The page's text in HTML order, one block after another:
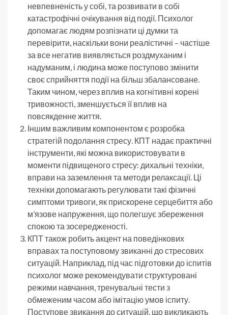
невпевненість у собі, та розвивати в собі
катастрофічні очікування від події. Психолог
допомагає людям розпізнати ці думки та
перевірити, наскільки вони реалістичні – частіше
за все негатив виявляється роздмуханим і
надуманим, і людина може поступово змінити
своє сприйняття події на більш збалансоване.
Таким чином, через вплив на когнітивні корені
тривожності, зменшується її вплив на
повсякденне життя.
Іншим важливим компонентом є розробка
стратегій подолання стресу. КПТ надає практичні
інструменти, які можна використовувати в
моменти підвищеного стресу: дихальні техніки,
вправи на заземлення та методи релаксації. Ці
техніки допомагають регулювати такі фізичні
симптоми тривоги, як прискорене серцебиття або
м’язове напруження, що полегшує збереження
спокою та зосередженості.
КПТ також робить акцент на поведінкових
вправах та поступовому звиканні до стресових
ситуацій. Наприклад, під час підготовки до іспитів
психолог може рекомендувати структуровані
режими навчання, тренувальні тести з
обмеженим часом або імітацію умов іспиту.
Поступове звикання до ситуацій, що викликають